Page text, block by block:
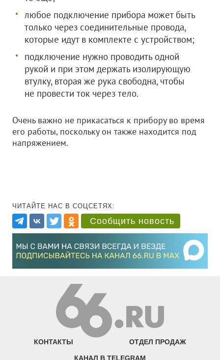
любое подключение прибора может быть
только через соединительные провода,
которые идут в комплекте с устройством;
подключение нужно проводить одной
рукой и при этом держать изолирующую
втулку, вторая же рука свободна, чтобы
не провести ток через тело.
Очень важно не прикасаться к прибору во время
его работы, поскольку он также находится под
напряжением.
ЧИТАЙТЕ НАС В СОЦСЕТЯХ:
Сообщить новость
КОНТАКТЫ ОТДЕЛ ПРОДАЖ
КАНАЛ В TELEGRAM